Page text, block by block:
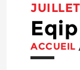
Eqip
ACCUEIL